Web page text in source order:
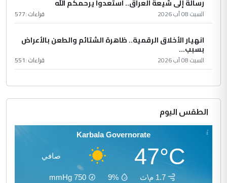
رسالة إلى شيعة العراق.. استعدوا يرحمكم الله
السبت 08 آب 2026 قراءات :577
انهيار الأخلاق الرقمية.. ظاهرة الشتائم والطعن بالأعراض
بسبب...
السبت 08 آب 2026 قراءات :551
الطقس اليوم
Karbala Governorate
47°C صافي
1.7 م\ث 9%
750
mmHg